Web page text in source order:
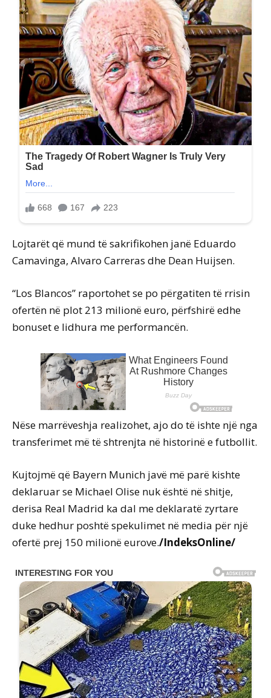
Lojtarët që mund të sakrifikohen janë Eduardo
Camavinga, Alvaro Carreras dhe Dean Huijsen.
“Los Blancos” raportohet se po përgatiten të rrisin
ofertën në plot 213 milionë euro, përfshirë edhe
bonuset e lidhura me performancën.
Nëse marrëveshja realizohet, ajo do të ishte një nga
transferimet më të shtrenjta në historinë e futbollit.
Kujtojmë që Bayern Munich javë më parë kishte
deklaruar se Michael Olise nuk është në shitje,
derisa Real Madrid ka dal me deklaratë zyrtare
duke hedhur poshtë spekulimet në media për një
ofertë prej 150 milionë eurove./IndeksOnline/